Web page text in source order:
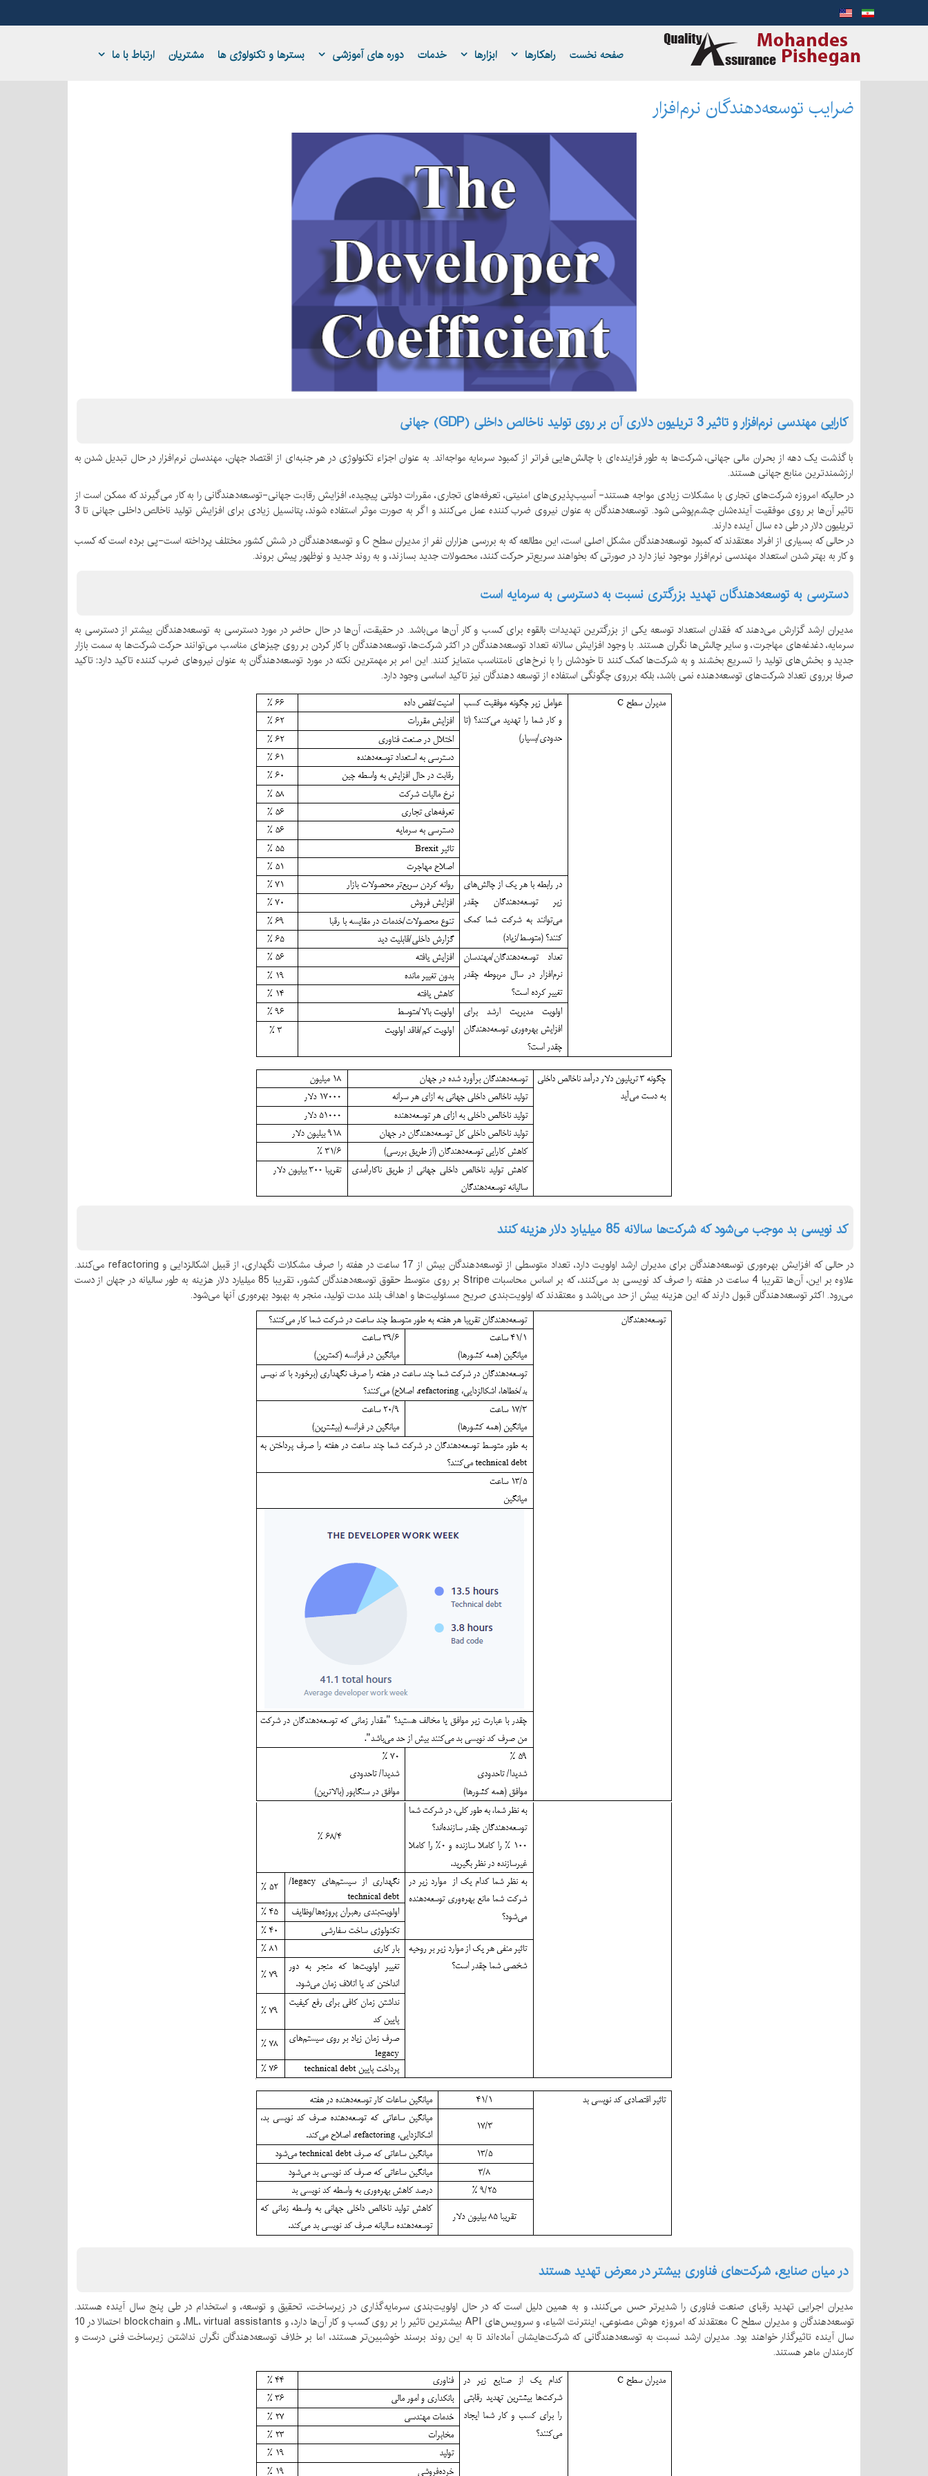
صفحه نخست راهکارها ابزارها خدمات دوره های آموزشی بسترها و تکنولوژی ها مشتریان ارتباط با ما
ضرایب توسعه‌دهندگان نرم‌افزار
کارایی مهندسی نرم‌‌افزار و تاثیر 3 تریلیون دلاری آن بر روی تولید ناخالص داخلی (GDP) جهانی
با گذشت یک دهه از بحران مالی جهانی، شرکت‌ها به طور فزاینده‌ای با چالش‌هایی فراتر از کمبود سرمایه مواجه‌اند. به عنوان اجزاء تکنولوژی در هر جنبه‌ای از اقتصاد جهان، مهندسان نرم‌افزار در حال تبدیل شدن به
ارزشمندترین منابع جهانی هستند.
در حالیکه امروزه شرکت‌های تجاری با مشکلات زیادی مواجه هستند- آسیب‌پذیری‌های امنیتی، تعرفه‌های تجاری، مقررات دولتی پیچیده، افزایش رقابت جهانی-توسعه‌دهندگانی را به کار می‌گیرند که ممکن است از
تاثیر آن‌ها بر روی موفقیت آینده‌شان چشم‌پوشی شود. توسعه‌دهندگان به عنوان نیروی ضرب کننده عمل می‌کنند و اگر به صورت موثر استفاده شوند، پتانسیل زیادی برای افزایش تولید ناخالص داخلی جهانی تا 3
تریلیون دلار در طی ده سال آینده دارند.
در حالی که بسیاری از افراد معتقدند که کمبود توسعه‌دهندگان مشکل اصلی است، این مطالعه که به بررسی هزاران نفر از مدیران سطح C و توسعه‌دهندگان در شش کشور مختلف پرداخته است-پی برده است که کسب
و کار به بهتر شدن استعداد مهندسی نرم‌افزار موجود نیاز دارد در صورتی که بخواهند سریع‌تر حرکت کنند، محصولات جدید بسازند، و به روند جدید و نوظهور پیش بروند.
دسترسی به توسعه‌دهندگان تهدید بزرگتری نسبت به دسترسی به سرمایه است
مدیران ارشد گزارش می‌دهند که فقدان استعداد توسعه یکی از بزرگترین تهدیدات بالقوه برای کسب و کار آن‌ها می‌باشد. در حقیقت، آن‌ها در حال حاضر در مورد دسترسی به توسعه‌دهندگان بیشتر از دسترسی به
سرمایه، دغدغه‌های مهاجرت، و سایر چالش‌ها نگران هستند. با وجود افزایش سالانه تعداد توسعه‌دهندگان در اکثر شرکت‌ها، توسعه‌دهندگان با کار کردن بر روی چیزهای مناسب می‌توانند حرکت شرکت‌ها به سمت بازار
جدید و بخش‌های تولید را تسریع بخشند و به شرکت‌ها کمک کنند تا خودشان را با نرخ‌های نامتناسب متمایز کنند. این امر بر مهمترین نکته در مورد توسعه‌دهندگان به عنوان نیروهای ضرب کننده تاکید دارد: تاکید
صرفا برروی تعداد شرکت‌های توسعه‌دهنده نمی باشد، بلکه برروی چگونگی استفاده از توسعه دهندگان نیز تاکید اساسی وجود دارد.
کد نویسی بد موجب می‌شود که شرکت‌ها سالانه 85 میلیارد دلار هزینه کنند
در حالی که افزایش بهره‌وری توسعه‌دهندگان برای مدیران ارشد اولویت دارد، تعداد متوسطی از توسعه‌دهندگان بیش از 17 ساعت در هفته را صرف مشکلات نگهداری، از قبیل اشکالزدایی و refactoring می‌کنند.
علاوه بر این، آن‌ها تقریبا 4 ساعت در هفته را صرف کد نویسی بد می‌کنند، که بر اساس محاسبات Stripe بر روی متوسط حقوق توسعه‌دهندگان کشور، تقریبا 85 میلیارد دلار هزینه به طور سالیانه در جهان از دست
می‌رود. اکثر توسعه‌دهندگان قبول دارند که این هزینه بیش از حد می‌باشد و معتقدند که اولویت‌بندی صریح مسئولیت‌ها و اهداف بلند مدت تولید، منجر به بهبود بهره‌وری آنها می‌شود.
در میان صنایع، شرکت‌های فناوری بیشتر در معرض تهدید هستند
مدیران اجرایی تهدید رقبای صنعت فناوری را شدیرتر حس می‌کنند، و به همین دلیل است که در حال اولویت‌بندی سرمایه‌گذاری در زیرساخت، تحقیق و توسعه، و استخدام در طی پنج سال آینده هستند.
توسعه‌دهندگان و مدیران سطح C معتقدند که امروزه هوش مصنوعی، اینترنت اشیاء، و سرویس‌های API بیشترین تاثیر را بر روی کسب و کار آن‌ها دارد، و ML، virtual assistants، و blockchain احتمالا در 10
سال آینده تاثیرگذار خواهند بود. مدیران ارشد نسبت به توسعه‌دهندگانی که شرکت‌هایشان آماده‌اند تا به این روند برسند خوشبین‌تر هستند، اما بر خلاف توسعه‌دهندگان نگران نداشتن زیرساخت فنی درست و
کارمندان ماهر هستند.